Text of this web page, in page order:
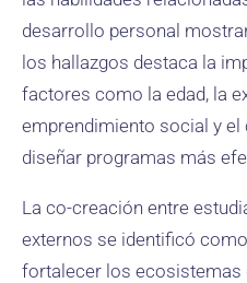
desarrollo personal
los hallazgos destaca la
factores como la edad, la
emprendimiento social y el
diseñar programas más
La co-creación entre
externos se identificó
fortalecer los ecosistemas